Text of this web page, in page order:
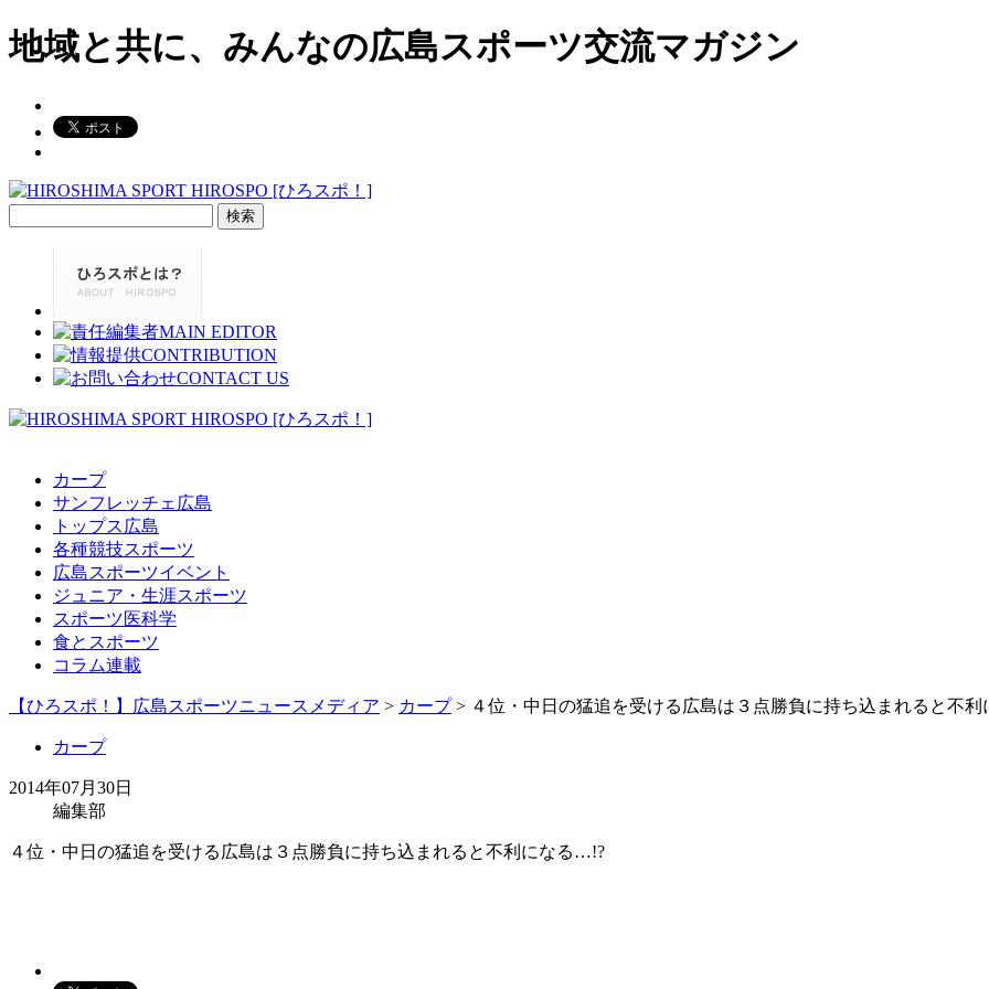
地域と共に、みんなの広島スポーツ交流マガジン
カープ
サンフレッチェ広島
トップス広島
各種競技スポーツ
広島スポーツイベント
ジュニア・生涯スポーツ
スポーツ医科学
食とスポーツ
コラム連載
【ひろスポ！】広島スポーツニュースメディア > カープ> ４位・中日の猛追を受ける広島は３点勝負に持ち込まれると不
カープ
2014年07月30日
編集部
４位・中日の猛追を受ける広島は３点勝負に持ち込まれると不利になる…!?